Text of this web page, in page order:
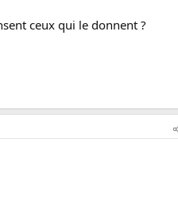
ceux qui le donnent ?